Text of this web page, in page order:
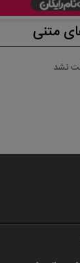
متنی
نشد